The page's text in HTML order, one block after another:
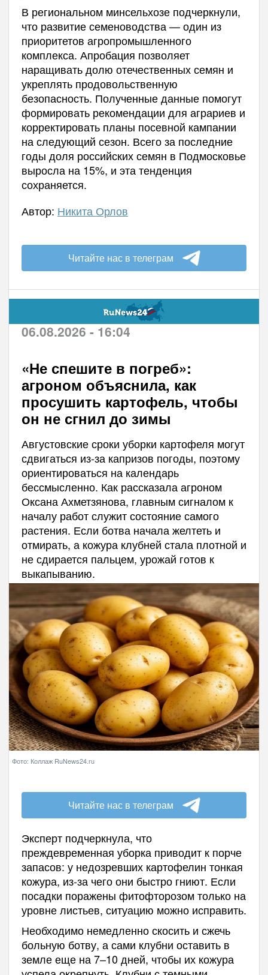
В региональном минсельхозе подчеркнули,
что развитие семеноводства — один из
приоритетов агропромышленного
комплекса. Апробация позволяет
наращивать долю отечественных семян и
укреплять продовольственную
безопасность. Полученные данные помогут
формировать рекомендации для аграриев и
корректировать планы посевной кампании
на следующий сезон. Всего за последние
годы доля российских семян в Подмосковье
выросла на 15%, и эта тенденция
сохраняется.
Автор: Никита Орлов
Читайте нас в телеграм
06.08.2026 - 16:04
«Не спешите в погреб»:
агроном объяснила, как
просушить картофель, чтобы
он не сгнил до зимы
Августовские сроки уборки картофеля могут
сдвигаться из-за капризов погоды, поэтому
ориентироваться на календарь
бессмысленно. Как рассказала агроном
Оксана Ахметзянова, главным сигналом к
началу работ служит состояние самого
растения. Если ботва начала желтеть и
отмирать, а кожура клубней стала плотной и
не сдирается пальцем, урожай готов к
выкапыванию.
Фото: Коллаж RuNews24.ru
Читайте нас в телеграм
Эксперт подчеркнула, что
преждевременная уборка приводит к порче
запасов: у недозревших картофелин тонкая
кожура, из-за чего они быстро гниют. Если
посадки поражены фитофторозом только на
уровне листьев, ситуацию можно исправить.
Необходимо немедленно скосить и сжечь
больную ботву, а сами клубни оставить в
земле еще на 7–10 дней, чтобы их кожура